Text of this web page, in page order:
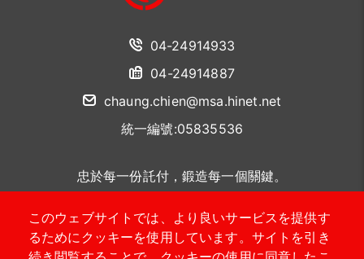
このウェブサイトでは、より良いサービスを提供す
るためにクッキーを使用しています。サイトを引き
04-24914933
04-24914887
chaung.chien@msa.hinet.net
統一編號:05835536
忠於每一份託付，鍛造每一個關鍵。
聯絡我們